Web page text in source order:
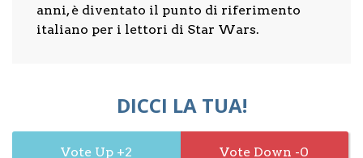
anni, è diventato il punto di riferimento
italiano per i lettori di Star Wars.
DICCI LA TUA!
2 0